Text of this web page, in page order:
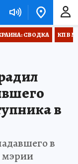
СВОДКА КП В
в
в
мэрии